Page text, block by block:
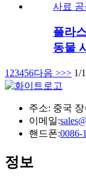
플라
동물
1 23456다음 >>> 1/
주소: 중국
이메일:
핸드폰:0086-
정보